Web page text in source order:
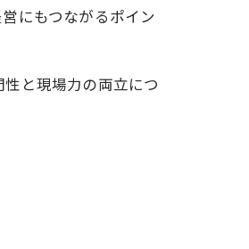
にもつながるポイン
と現場力の両立につ